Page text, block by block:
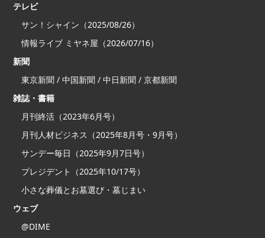
テレビ
サン！シャイン（2025/08/26）
情報ライブ ミヤネ屋（2026/07/16）
新聞
東京新聞 / 中国新聞 / 中日新聞 / 京都新聞
雑誌・書籍
月刊終活（2023年6月号）
月刊人材ビジネス（2025年8月号・9月号）
サンデー毎日（2025年9月7日号）
プレジデント（2025年10/17号）
小さな葬儀とお墓選び・墓じまい
ウェブ
@DIME